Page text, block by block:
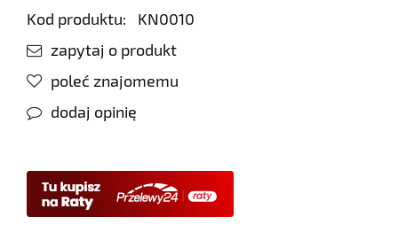
Kod produktu:
KN0010
zapytaj o produkt
poleć znajomemu
dodaj opinię